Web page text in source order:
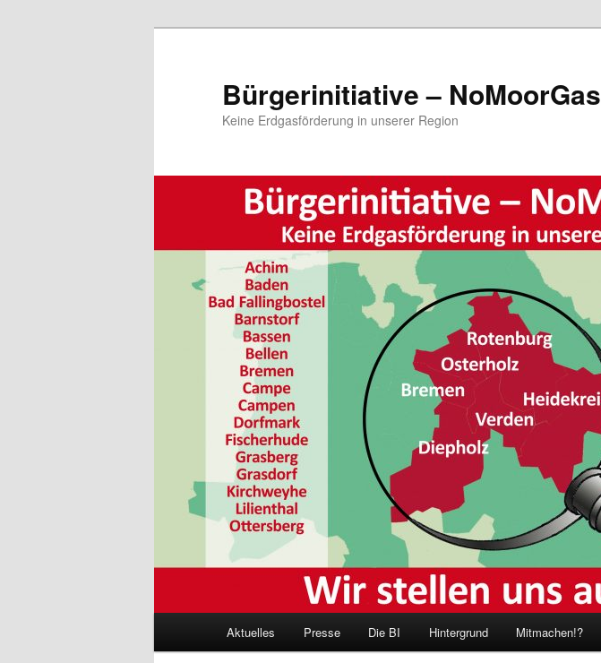
Bürgerinitiative – NoMoorGas
Keine Erdgasförderung in unserer Region
Aktuelles Presse Die BI Hintergrund Mitmachen!?